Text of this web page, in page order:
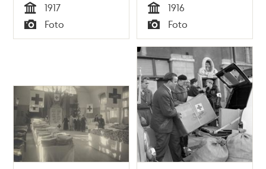
Tid
1917
Typ
Foto Tid
1916
Typ
Foto